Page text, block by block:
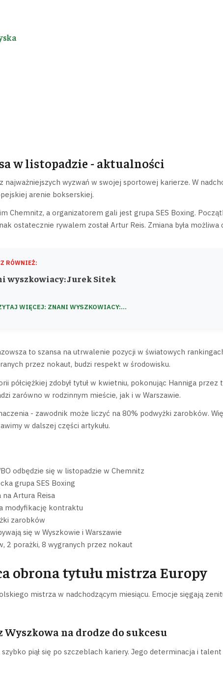
w listopadzie - aktualności
najważniejszych wyzwań w swojej sportowej karierze. W
arenie bokserskiej.
Chemnitz, a organizatorem gali jest grupa SES Boxing.
ostatecznie rywalem został Artur Reis. Zmiana była
RÓWNIEŻ:
wyszkowiacy: Jurek Sitek
WIĘCEJ: ZNANI WYSZKOWIACY:...
to szansa na utrwalenie pozycji w światowych
przez nokaut, budzi respekt w środowisku.
półciężkiej zdobył tytuł w kwietniu, pokonując Hanniga
zarówno w rodzinnym mieście, jak i w Warszawie.
- zawodnik może liczyć na 80% podwyżki zarobków.
w dalszej części artykułu.
odbędzie się w listopadzie w Chemnitz
grupa SES Boxing
Artura Reisa
modyfikację kontraktu
zarobków
się w Wyszkowie i Warszawie
2 porażki, 8 wygranych przez nokaut
obrona tytułu mistrza Europy
mistrza w nadchodzącym miesiącu. Emocje sięgają
na drodze do sukcesu
piął się po szczeblach kariery. Jego determinacja i